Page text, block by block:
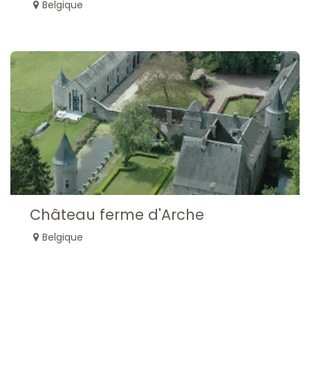
Belgique
Château ferme d'Arche
Belgique